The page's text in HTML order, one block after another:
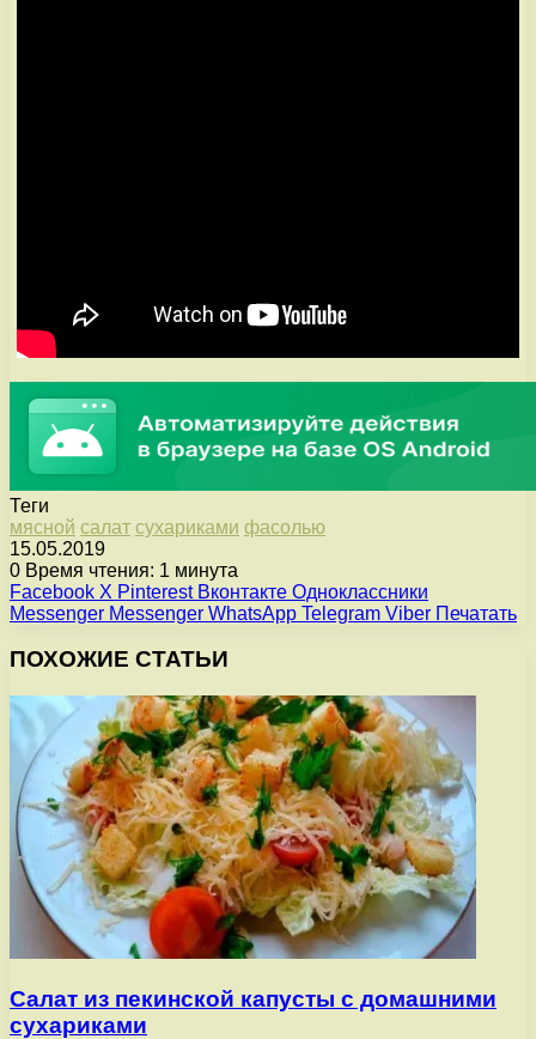
Теги
мясной салат сухариками фасолью
15.05.2019
0 Время чтения: 1 минута
Facebook X Pinterest Вконтакте Одноклассники
Messenger Messenger WhatsApp Telegram Viber Печатать
ПОХОЖИЕ СТАТЬИ
Cалат из пекинской капусты с домашними
сухариками